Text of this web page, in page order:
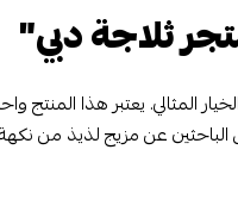
ثلاجة دبي"
المثالي. يعتبر هذا المنتج
عن مزيج لذيذ من